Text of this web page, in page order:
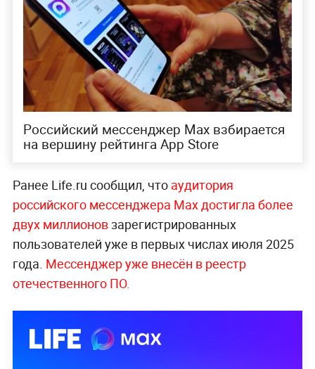
Российский мессенджер Max взбирается
на вершину рейтинга App Store
Ранее Life.ru сообщил, чтоаудитория
российского мессенджера Max достигла более
двух миллионовзарегистрированных
пользователей уже в первых числах июля 2025
года. Мессенджер уже внесён в реестр
отечественного ПО.